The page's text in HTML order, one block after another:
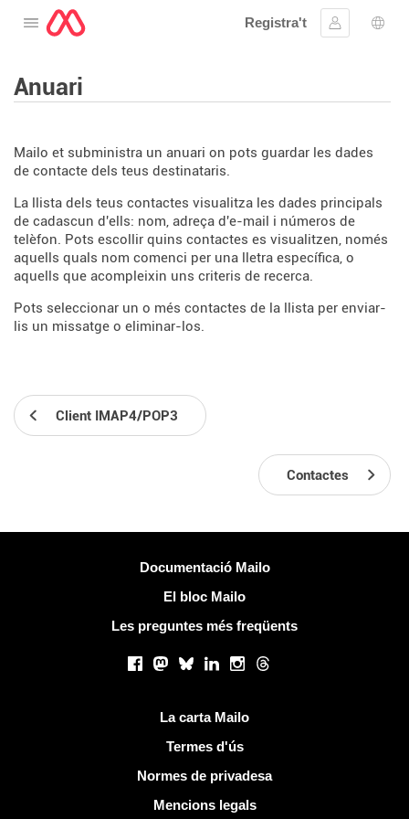
Obre el menú
Registra't
Inicia la
Anuari
Mailo et subministra un anuari on pots guardar les dades
de contacte dels teus destinataris.
La llista dels teus contactes visualitza les dades principals
de cadascun d'ells: nom, adreça d'e-mail i números de
telèfon. Pots escollir quins contactes es visualitzen, només
aquells quals nom comenci per una lletra específica, o
aquells que acompleixin uns criteris de recerca.
Pots seleccionar un o més contactes de la llista per enviar-
lis un missatge o eliminar-los.
Client IMAP4/POP3
Contactes
Documentació Mailo
El bloc Mailo
Les preguntes més freqüents
Facebook
Mastodon
BlueskyLinkedInInstagram
Threads
La carta Mailo
Termes d'ús
Normes de privadesa
Mencions legals